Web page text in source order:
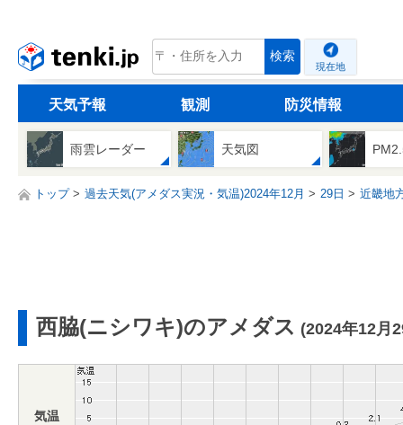
tenki.jp 検索
現在地
天気予報 観測 防災情報
雨雲レーダー 天気図
トップ 過去天気(アメダス実況・気温)2024年12月 29日 近畿地
西脇(ニシワキ)のアメダス (2024年12月
気温